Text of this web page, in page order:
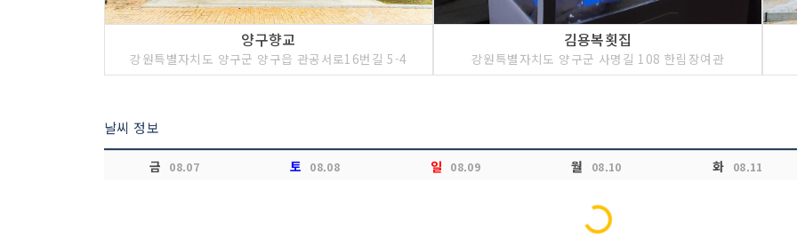
양구향교
강원특별자치도 양구군 양구읍 관공서로16번길 5-4
김용복횟집
강원특별자치도 양구군 사명길 108 한림장여관
날씨 정보
금 08.07 토 08.08 일 08.09 월 08.10 화 08.11
Loading...